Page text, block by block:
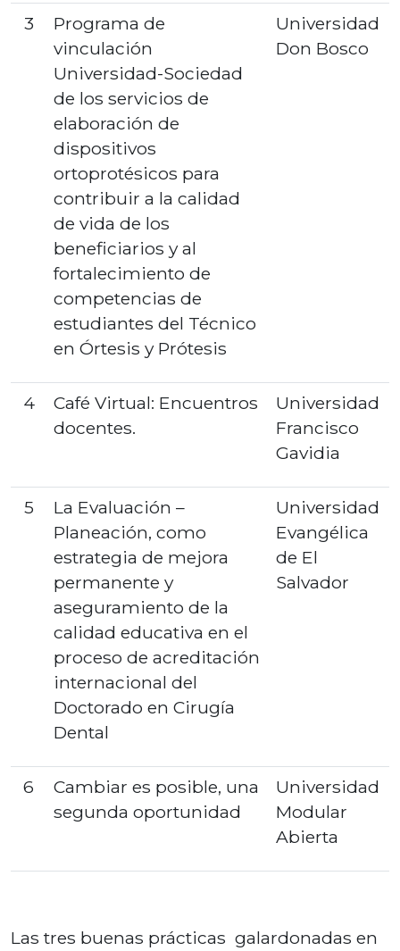
3
Programa de
vinculación
Universidad-Sociedad
de los servicios de
elaboración de
dispositivos
ortoprotésicos para
contribuir a la calidad
de vida de los
beneficiarios y al
fortalecimiento de
competencias de
estudiantes del Técnico
en Órtesis y Prótesis
Universidad
Don Bosco
4
Café Virtual: Encuentros
docentes.
Universidad
Francisco
Gavidia
5
La Evaluación –
Planeación, como
estrategia de mejora
permanente y
aseguramiento de la
calidad educativa en el
proceso de acreditación
internacional del
Doctorado en Cirugía
Dental
Universidad
Evangélica
de El
Salvador
6
Cambiar es posible, una
segunda oportunidad
Universidad
Modular
Abierta
Las tres buenas prácticas galardonadas en